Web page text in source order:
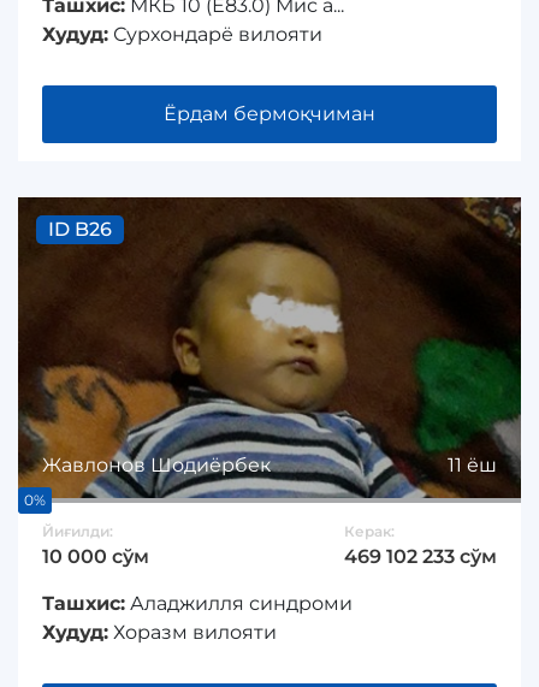
Ташхис: МКБ 10 (Е83.0) Мис а...
Худуд: Сурхондарё вилояти
Ёрдам бермоқчиман
Жавлонов Шодиёрбек 11 ёш
ID B26
0%
Йиғилди:
10 000 сўм
Керак:
469 102 233 сўм
Ташхис: Аладжилля синдроми
Худуд: Хоразм вилояти